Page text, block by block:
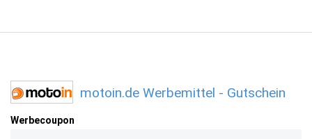
motoin.de Werbemittel - Gutschein
Werbecoupon